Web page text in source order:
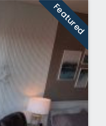
Featured